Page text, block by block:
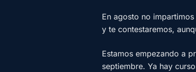
En agosto no
y te contestaremos,
Estamos empezando a
septiembre. Ya hay